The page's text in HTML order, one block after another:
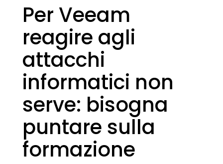
Per Veeam
reagire agli
attacchi
informatici non
serve: bisogna
puntare sulla
formazione